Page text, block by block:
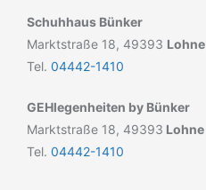
Schuhhaus Bünker
Marktstraße 18, 49393 Lohne
Tel. 04442-1410
GEHlegenheiten by Bünker
Marktstraße 18, 49393 Lohne
Tel. 04442-1410